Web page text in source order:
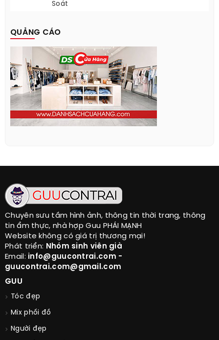
Soát
QUẢNG CÁO
Chuyên sưu tầm hình ảnh, thông tin thời trang, thông
tin ẩm thực, nhà hợp Guu PHÁI MẠNH
Website không có giá trị thương mại!
Phát triển: Nhóm sinh viên già
Email: info@guucontrai.com -
guucontrai.com@gmail.com
GUU
Tóc đẹp
Mix phối đồ
Người đẹp